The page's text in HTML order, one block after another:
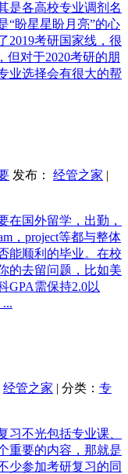
是各高校专业调剂名
“盼星星盼月亮”的心
2019考研国家线，很
但对于2020考研的朋
业选择会有很大的帮
发布： 经管之家 |
国外留学，出勤，
，project等都与整体
能顺利的毕业。在校
的去留问题，比如美
GPA需保持2.0以
经管之家 | 分类： 专
习不光包括专业课、
重要的内容，那就是
少参加考研复习的同